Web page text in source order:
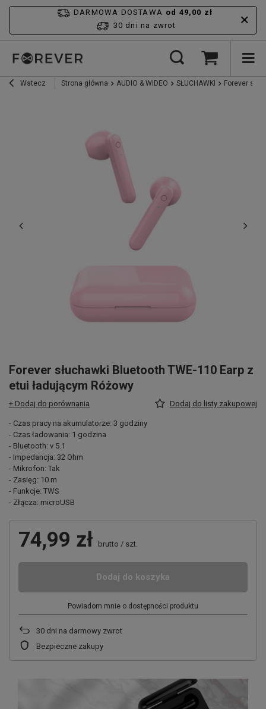
DARMOWA DOSTAWA od 49,00 zł
30 dni na zwrot
Wstecz Strona główna AUDIO & WIDEO SŁUCHAWKI Forever
Forever słuchawki Bluetooth TWE-110 Earp z
etui ładującym Różowy
+ Dodaj do porównania Dodaj do listy zakupowej
- Czas pracy na akumulatorze: 3 godziny
- Czas ładowania: 1 godzina
- Bluetooth: v 5.1
- Impedancja: 32 Ohm
- Mikrofon: Tak
- Zasięg: 10 m
- Funkcje: TWS
- Złącza: microUSB
74,99 zł brutto / szt.
Dodaj do koszyka
Powiadom mnie o dostępności produktu
30 dni na darmowy zwrot
Bezpieczne zakupy